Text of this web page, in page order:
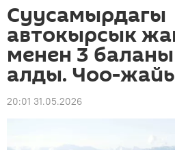
Суусамырдагы
автокырсык
менен 3
алды. Чоо-
20:01 31.05.2026